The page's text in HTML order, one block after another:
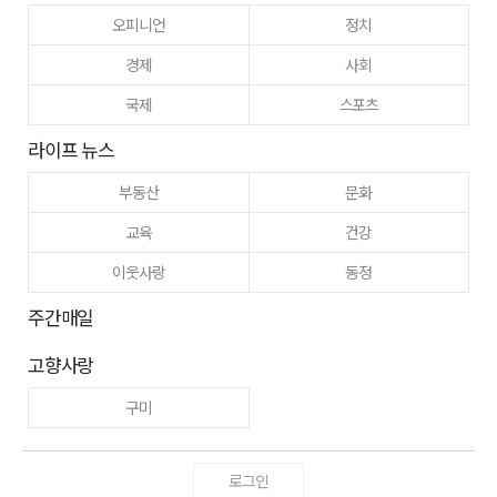
오피니언
정치
경제
사회
국제
스포츠
라이프 뉴스
부동산
문화
교육
건강
이웃사랑
동정
주간매일
고향사랑
구미
로그인